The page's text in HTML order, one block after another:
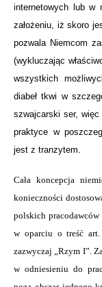
internetowych lub w
założeniu, iż skoro
pozwala Niemcom
(wykluczając
wszystkich
diabeł tkwi w
szwajcarski ser,
praktyce w
jest z tranzytem.
Cała koncepcja
konieczności
polskich
w oparciu o treść
zazwyczaj „Rzym I”.
w odniesieniu do